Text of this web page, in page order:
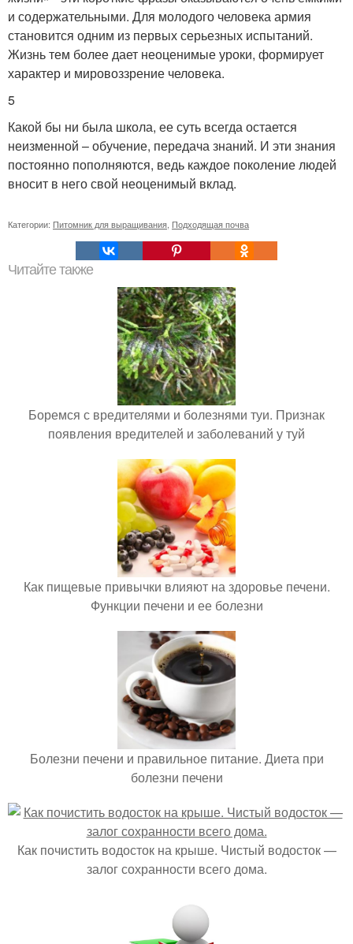
и содержательными. Для молодого человека армия
становится одним из первых серьезных испытаний.
Жизнь тем более дает неоценимые уроки, формирует
характер и мировоззрение человека.
5
Какой бы ни была школа, ее суть всегда остается
неизменной – обучение, передача знаний. И эти знания
постоянно пополняются, ведь каждое поколение людей
вносит в него свой неоценимый вклад.
Категории: Питомник для выращивания Подходящая почва
Читайте также
Боремся с вредителями и болезнями туи. Признак
появления вредителей и заболеваний у туй
Как пищевые привычки влияют на здоровье печени.
Функции печени и ее болезни
Болезни печени и правильное питание. Диета при
болезни печени
Как почистить водосток на крыше. Чистый водосток —
залог сохранности всего дома.